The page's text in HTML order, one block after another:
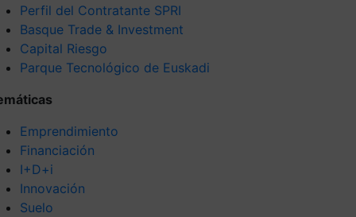
Perfil del Contratante SPRI
Basque Trade & Investment
Capital Riesgo
Parque Tecnológico de Euskadi
Emprendimiento
Financiación
I+D+i
Innovación
Suelo